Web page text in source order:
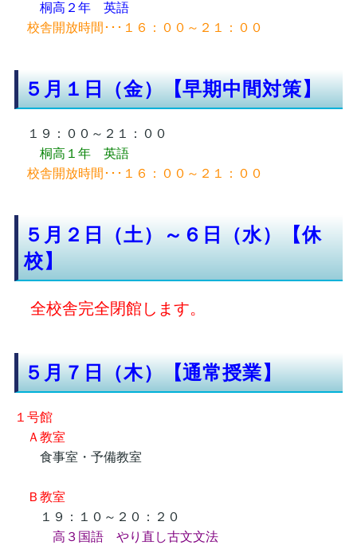
桐高２年 英語
校舎開放時間･･･１６：００～２１：００
５月１日（金）【早期中間対策】
１９：００～２１：００
桐高１年 英語
校舎開放時間･･･１６：００～２１：００
５月２日（土）～６日（水）【休
校】
全校舎完全閉館します。
５月７日（木）【通常授業】
１号館
Ａ教室
食事室・予備教室
Ｂ教室
１９：１０～２０：２０
高３国語 やり直し古文文法